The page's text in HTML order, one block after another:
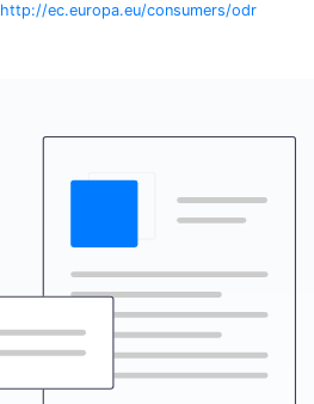
http://ec.europa.eu/consumers/odr